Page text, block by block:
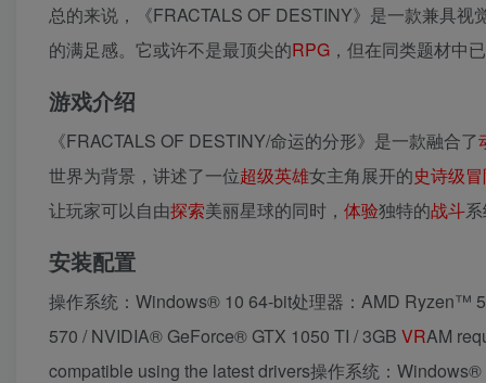
总的来说，《FRACTALS OF DESTINY》是一款兼具视
的满足感。它或许不是最顶尖的RPG ，但在同类题材中
游戏介绍
《FRACTALS OF DESTINY/命运的分形》是一款融合了
世界为背景，讲述了一位超级英雄女主角展开的史诗级
让玩家可以自由探索美丽星球的同时， 体验独特的战斗
安装配置
操作系统：Windows® 10 64-bit处理器：AMD
570 / NVIDIA® GeForce® GTX 1050 TI / 3GB VRAM
compatible using the latest drivers操作系统：